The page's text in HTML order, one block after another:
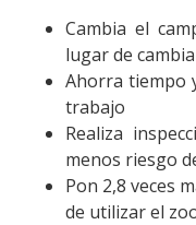
Cambia el
lugar de
Ahorra tiempo
trabajo
Realiza
menos riesgo
Pon 2,8 veces
de utilizar el